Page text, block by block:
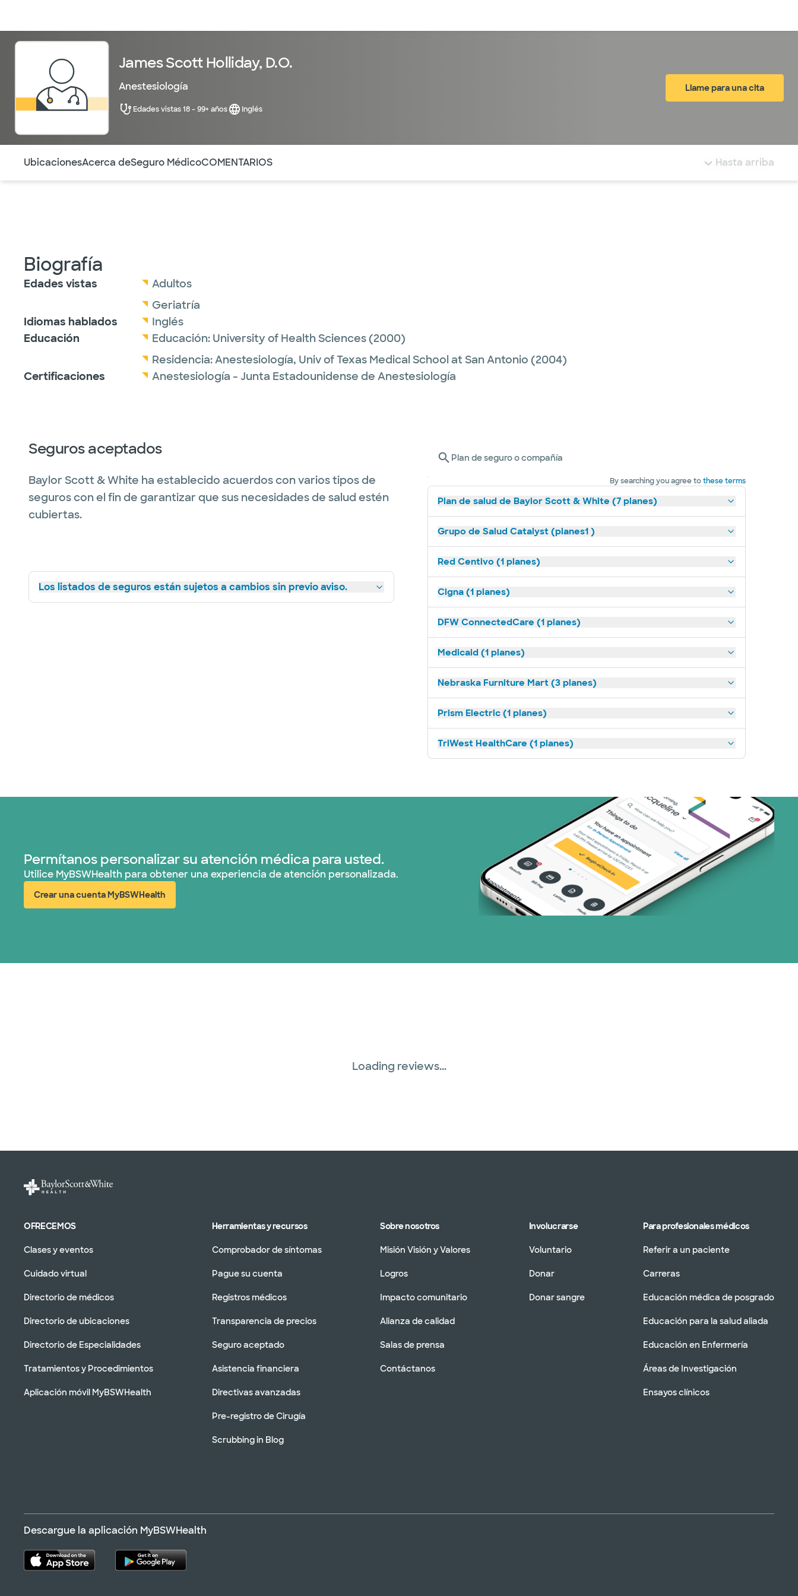
James Scott Holliday, D.O.
Anestesiología
Edades vistas 18 - 99+ años Inglés
Llame para una cita
UbicacionesAcerca deSeguro MédicoCOMENTARIOS Hasta arriba
Biografía
Edades vistas
Adultos
Geriatría
Idiomas hablados
Inglés
Educación
Educación: University of Health Sciences(2000)
Residencia:Anestesiología, Univ of Texas Medical School at San Antonio (2004)
Certificaciones
Anestesiología - Junta Estadounidense de Anestesiología
Seguros aceptados
Baylor Scott & White ha establecido acuerdos con varios tipos de
seguros con el fin de garantizar que sus necesidades de salud estén
cubiertas.
Los listados de seguros están sujetos a cambios sin previo aviso.
Plan de seguro o compañía
By searching you agree tothese terms
Plan de salud de Baylor Scott & White (7 planes)
Grupo de Salud Catalyst (planes1 )
Red Centivo (1 planes)
Cigna (1 planes)
DFW ConnectedCare (1 planes)
Medicaid (1 planes)
Nebraska Furniture Mart (3 planes)
Prism Electric (1 planes)
TriWest HealthCare (1 planes)
Permítanos personalizar su atención médica para usted.
Utilice MyBSWHealth para obtener una experiencia de atención personalizada.
Crear una cuenta MyBSWHealth
(abre en ventana nueva)
Loading reviews...
OFRECEMOS
Clases y eventos
Cuidado virtual
Directorio de médicos
Directorio de ubicaciones
Directorio de Especialidades
Tratamientos y Procedimientos
Aplicación móvil MyBSWHealth
Herramientas y recursos
Comprobador de síntomas
Pague su cuenta
Registros médicos
Transparencia de precios
Seguro aceptado
Asistencia financiera
Directivas avanzadas
Pre-registro de Cirugía
Scrubbing in Blog
Sobre nosotros
Misión Visión y Valores
Logros
Impacto comunitario
Alianza de calidad
Salas de prensa
Contáctanos
Involucrarse
Voluntario
Donar
Donar sangre
Para profesionales médicos
Referir a un paciente
Carreras
Educación médica de posgrado
Educación para la salud aliada
Educación en Enfermería
Áreas de Investigación
Ensayos clínicos
Descargue la aplicación MyBSWHealth